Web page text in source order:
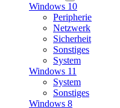
Windows 10
Peripherie
Netzwerk
Sicherheit
Sonstiges
System
Windows 11
System
Sonstiges
Windows 8